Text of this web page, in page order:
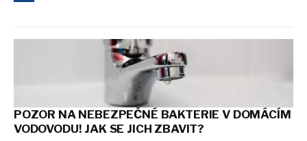
POZOR NA NEBEZPEČNÉ BAKTERIE V DOMÁCÍM
VODOVODU! JAK SE JICH ZBAVIT?